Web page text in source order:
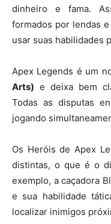
dinheiro e fama.
formados por lendas
usar suas habilidades
Apex Legends é um
Arts) e deixa bem
Todas as disputas
jogando
Os Heróis de Apex
distintas, o que é o
exemplo, a caçadora
e sua habilidade
localizar inimigos